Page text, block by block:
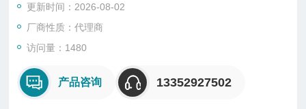
TK96RL型为单次双向检测
更新时间：2026-08-02
厂商性质：代理商
访问量：1480
产品咨询 13352927502